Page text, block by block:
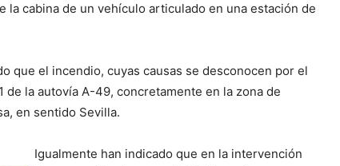
la cabina de un vehículo articulado en una estación de
que el incendio, cuyas causas se desconocen por el
la autovía A-49, concretamente en la zona de
en sentido Sevilla.
Igualmente han indicado que en la intervención